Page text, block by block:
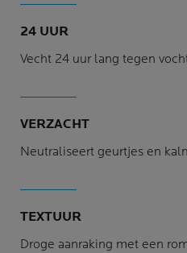
24 UUR
Vecht 24 uur lang tegen
VERZACHT
Neutraliseert geurtjes en
TEXTUUR
Droge aanraking met een